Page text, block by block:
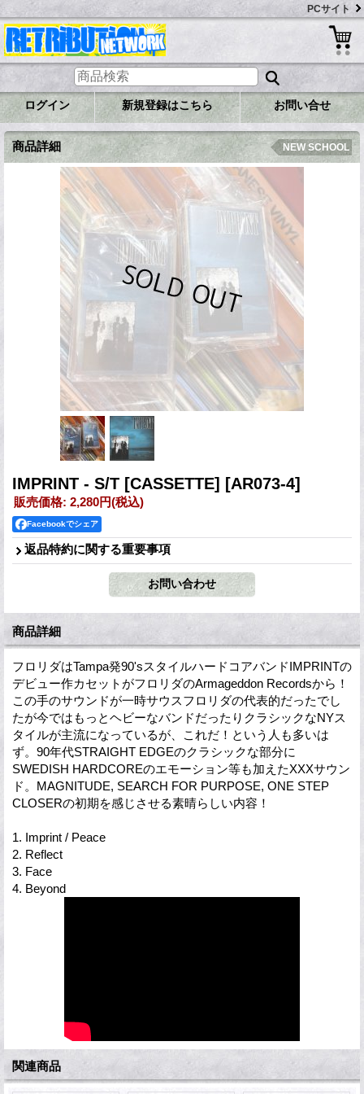
PCサイト
ログイン 新規登録はこちら お問い合せ
商品詳細 NEW SCHOOL
IMPRINT - S/T [CASSETTE] [AR073-4]
販売価格: 2,280円(税込)
Facebookでシェア
返品特約に関する重要事項
商品詳細
フロリダはTampa発90'sスタイルハードコアバンドIMPRINTの
デビュー作カセットがフロリダのArmageddon Recordsから！
この手のサウンドが一時サウスフロリダの代表的だったでし
たが今ではもっとヘビーなバンドだったりクラシックなNYス
タイルが主流になっているが、これだ！という人も多いは
ず。90年代STRAIGHT EDGEのクラシックな部分に
SWEDISH HARDCOREのエモーション等も加えたXXXサウン
ド。MAGNITUDE, SEARCH FOR PURPOSE, ONE STEP
CLOSERの初期を感じさせる素晴らしい内容！
1. Imprint / Peace
2. Reflect
3. Face
4. Beyond
関連商品